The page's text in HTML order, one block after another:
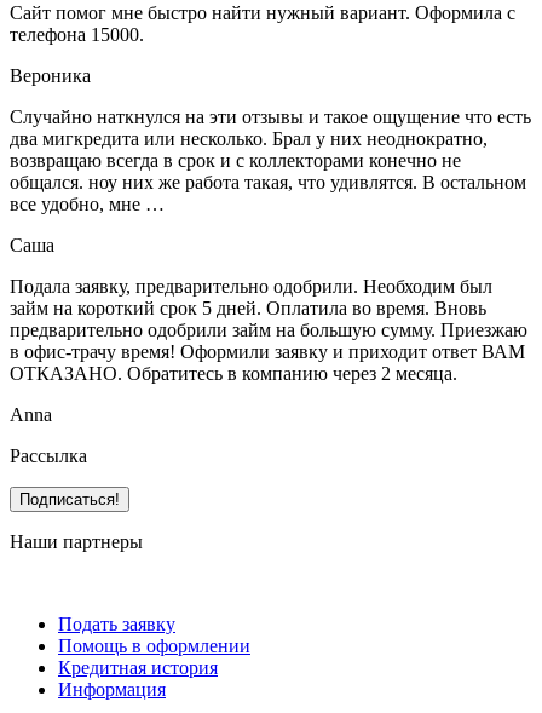
Сайт помог мне быстро найти нужный вариант. Оформила с
телефона 15000.
Вероника
Случайно наткнулся на эти отзывы и такое ощущение что есть
два мигкредита или несколько. Брал у них неоднократно,
возвращаю всегда в срок и с коллекторами конечно не
общался. ноу них же работа такая, что удивлятся. В остальном
все удобно, мне …
Саша
Подала заявку, предварительно одобрили. Необходим был
займ на короткий срок 5 дней. Оплатила во время. Вновь
предварительно одобрили займ на большую сумму. Приезжаю
в офис-трачу время! Оформили заявку и приходит ответ ВАМ
ОТКАЗАНО. Обратитесь в компанию через 2 месяца.
Anna
Рассылка
Наши партнеры
Подать заявку
Помощь в оформлении
Кредитная история
Информация